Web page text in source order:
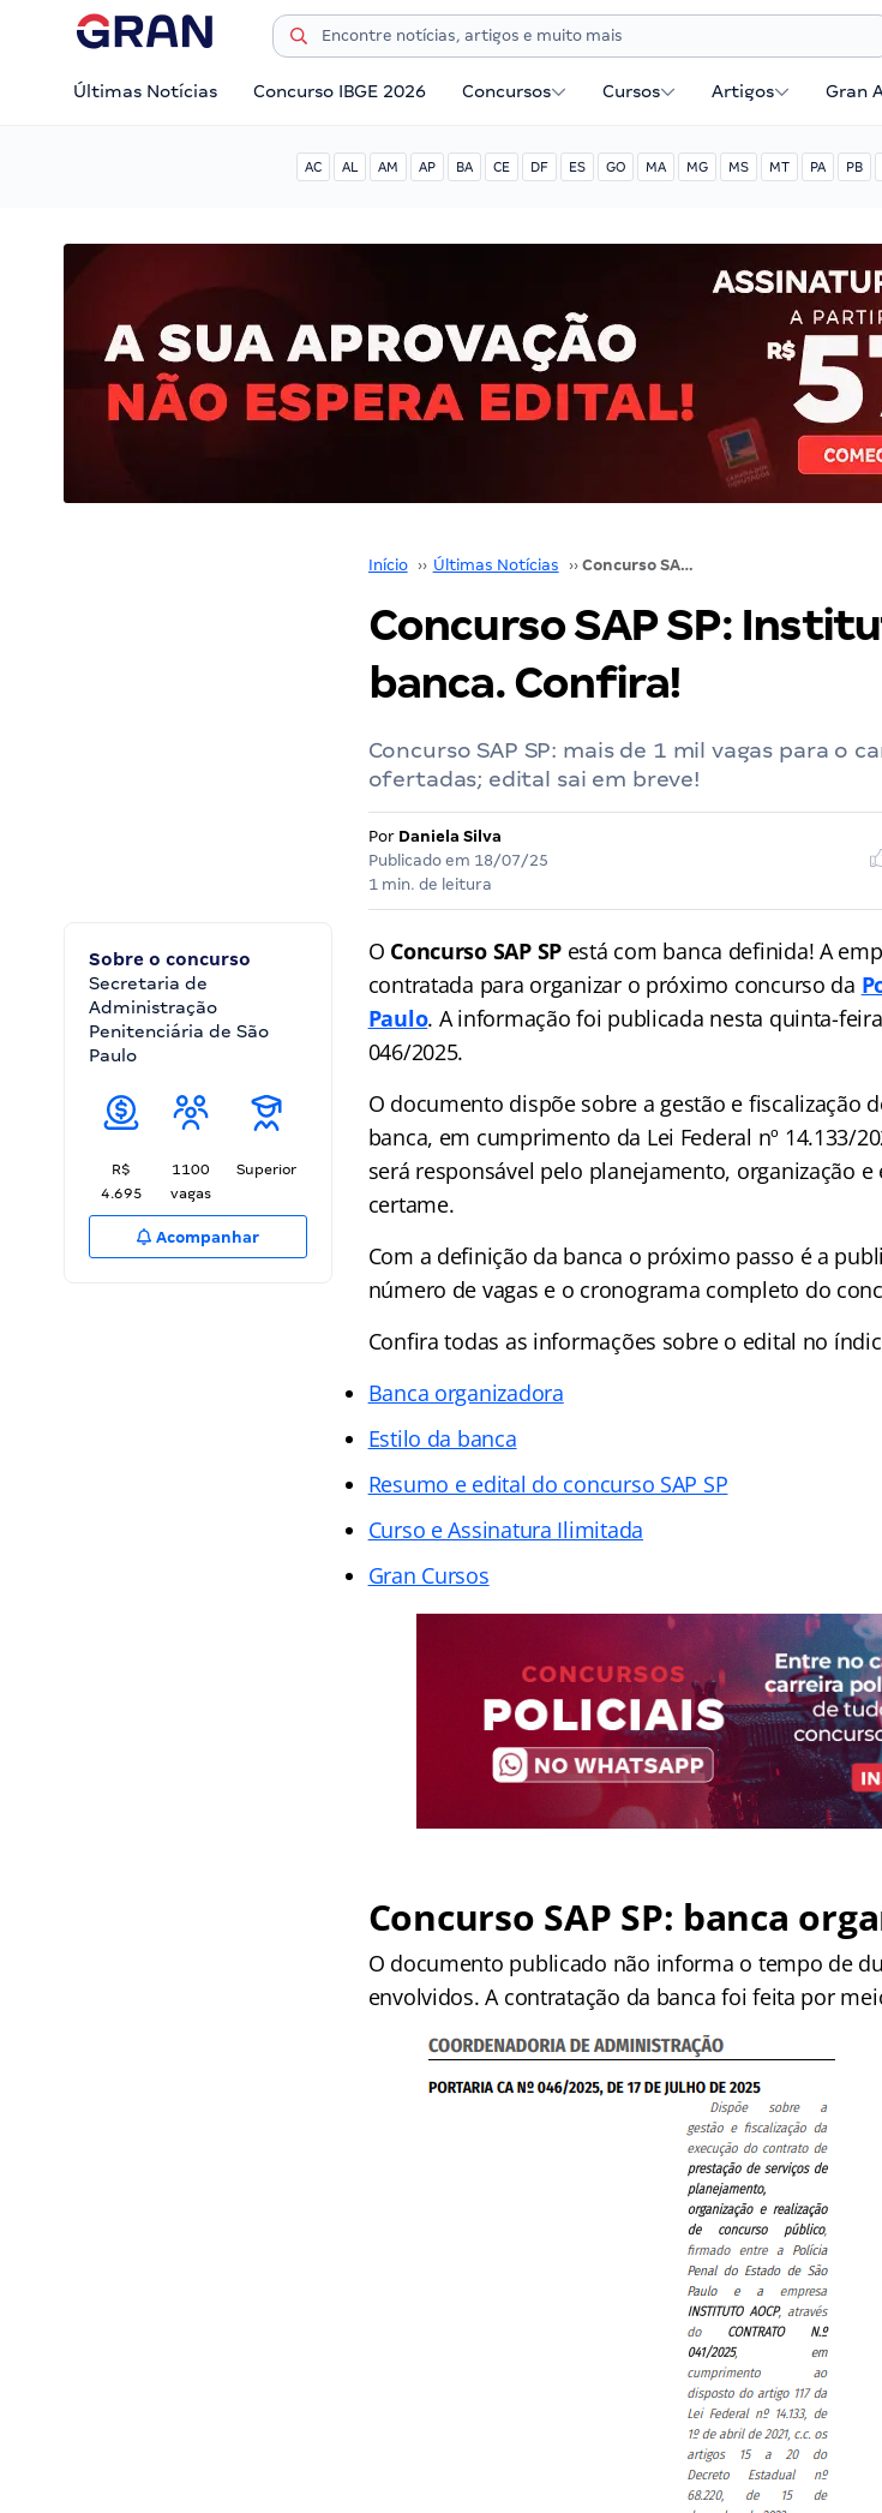
Últimas Notícias Concurso IBGE 2026 Concursos Cursos Artigos Gran
AC AL AM AP BA CE DF ES GO MA MG MS MT PA PB
Início ›› Últimas Notícias ›› Concurso SAP SP: Instituto AOCP é a banca. Confira!
Concurso SAP SP:
banca. Confira!
Concurso SAP SP: mais de 1 mil vagas para o
ofertadas; edital sai em breve!
Por Daniela Silva
Publicado em 18/07/25
1 min. de leitura
Sobre o concurso
Secretaria de
Administração
Penitenciária de São
Paulo
R$
4.695
1100
vagas
Superior
Acompanhar
O Concurso SAP SP está com banca definida! A
contratada para organizar o próximo concurso da
Paulo. A informação foi publicada nesta quinta-
046/2025.
O documento dispõe sobre a gestão e fiscalização
banca, em cumprimento da Lei Federal nº 14.133/
será responsável pelo planejamento, organização
certame.
Com a definição da banca o próximo passo é a
número de vagas e o cronograma completo do
Confira todas as informações sobre o edital no
Banca organizadora
Estilo da banca
Resumo e edital do concurso SAP SP
Curso e Assinatura Ilimitada
Gran Cursos
Concurso SAP SP: banca
O documento publicado não informa o tempo de
envolvidos. A contratação da banca foi feita por